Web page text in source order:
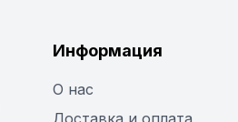
Информация
О нас
Доставка и оплата